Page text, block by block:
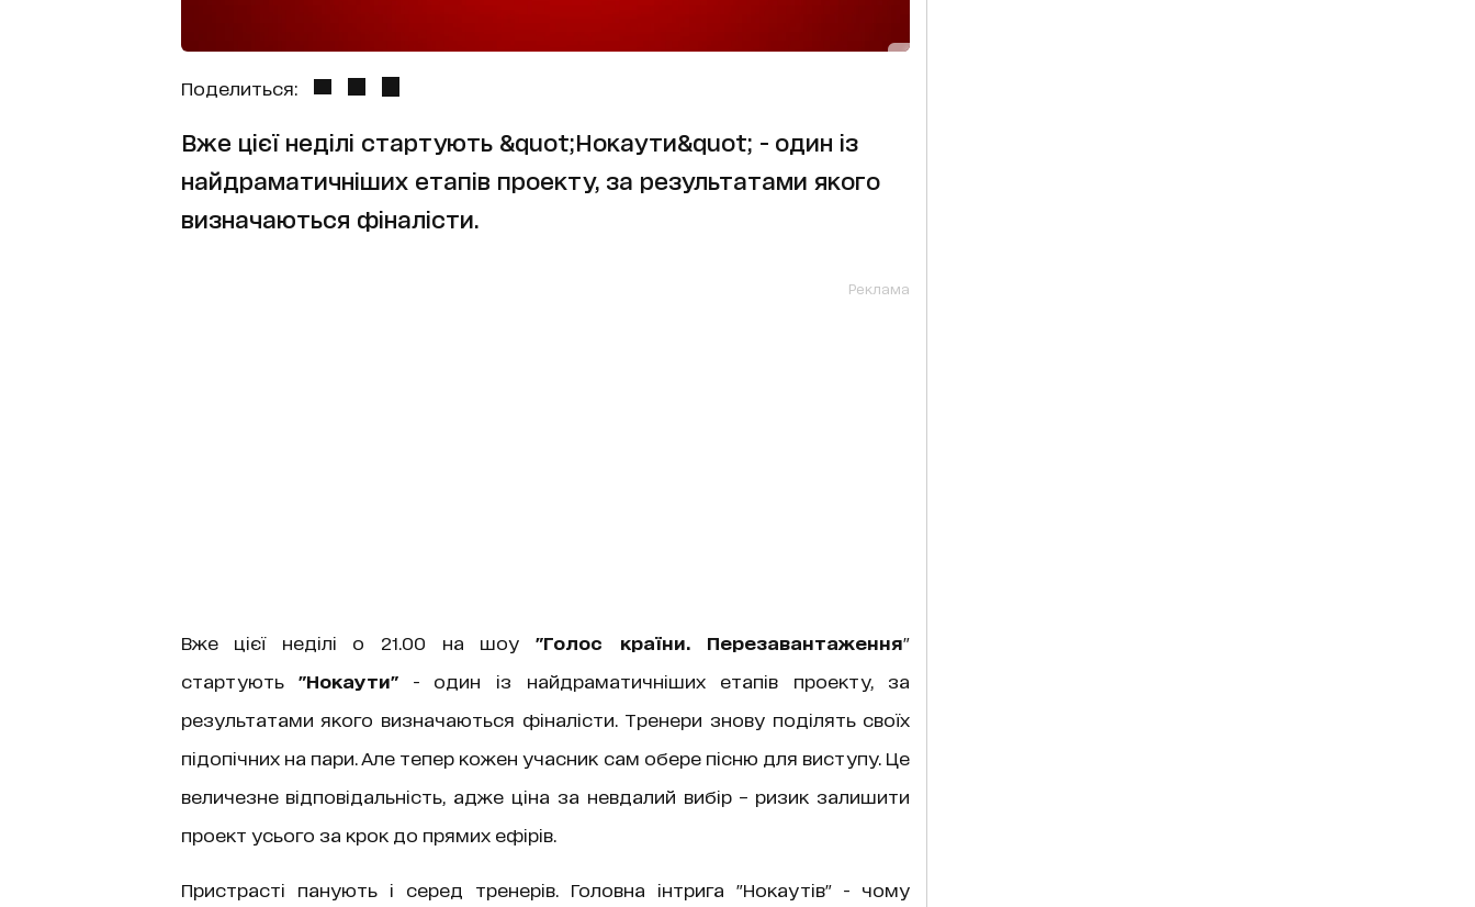
Поделиться:
Вже цієї неділі стартують &quot;Нокаути&quot; - один із
найдраматичніших етапів проекту, за результатами якого
визначаються фіналісти.
Реклама
Вже цієї неділі о 21.00 на шоу"Голос країни. Перезавантаження"
стартують"Нокаути" - один із найдраматичніших етапів проекту, за
результатами якого визначаються фіналісти. Тренери знову поділять своїх
підопічних на пари. Але тепер кожен учасник сам обере пісню для виступу. Це
величезне відповідальність, адже ціна за невдалий вибір – ризик залишити
проект усього за крок до прямих ефірів.
Пристрасті панують і серед тренерів. Головна інтрига "Нокаутів" - чому